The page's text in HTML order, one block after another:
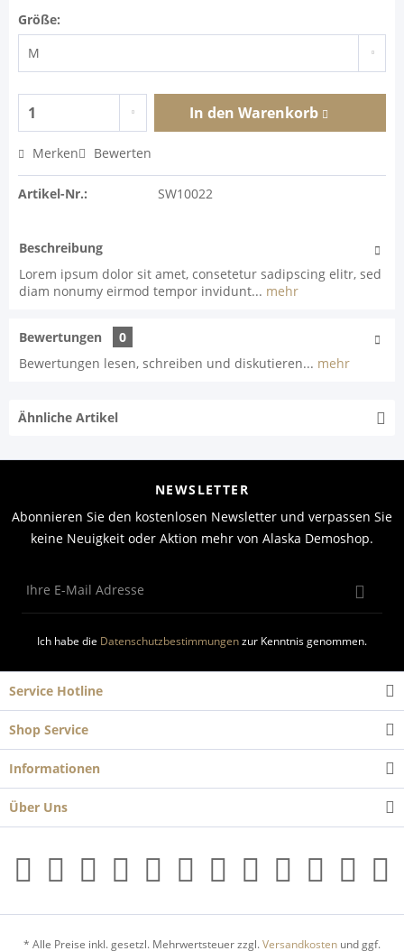
Größe:
In den Warenkorb
Merken Bewerten
Artikel-Nr.: SW10022
Beschreibung
Lorem ipsum dolor sit amet, consetetur sadipscing elitr, sed
diam nonumy eirmod tempor invidunt... mehr
Bewertungen
0
Bewertungen lesen, schreiben und diskutieren... mehr
Ähnliche Artikel
NEWSLETTER
Abonnieren Sie den kostenlosen Newsletter und verpassen Sie
keine Neuigkeit oder Aktion mehr von Alaska Demoshop.
Ich habe die Datenschutzbestimmungenzur Kenntnis genommen.
Service Hotline
Shop Service
Informationen
Über Uns
* Alle Preise inkl. gesetzl. Mehrwertsteuer zzgl.Versandkosten und ggf.